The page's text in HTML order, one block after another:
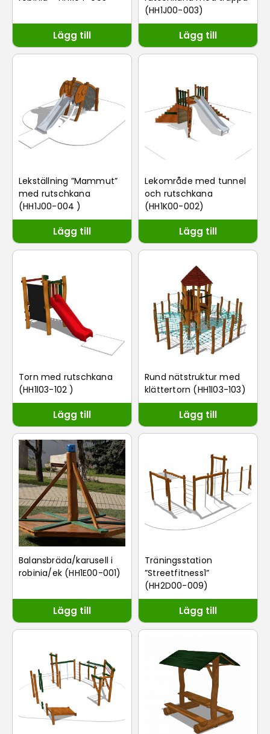
Lägg till
(HH1J00-003)
Lägg till
Lekställning ”Mammut”
med rutschkana
(HH1J00-004 )
Lägg till
Lekområde med tunnel
och rutschkana
(HH1K00-002)
Lägg till
Torn med rutschkana
(HH1l03-102 )
Lägg till
Rund nätstruktur med
klättertorn (HH1l03-103)
Lägg till
Balansbräda/karusell i
robinia/ek (HH1E00-001)
Lägg till
Träningsstation
”Streetfitness1”
(HH2D00-009)
Lägg till